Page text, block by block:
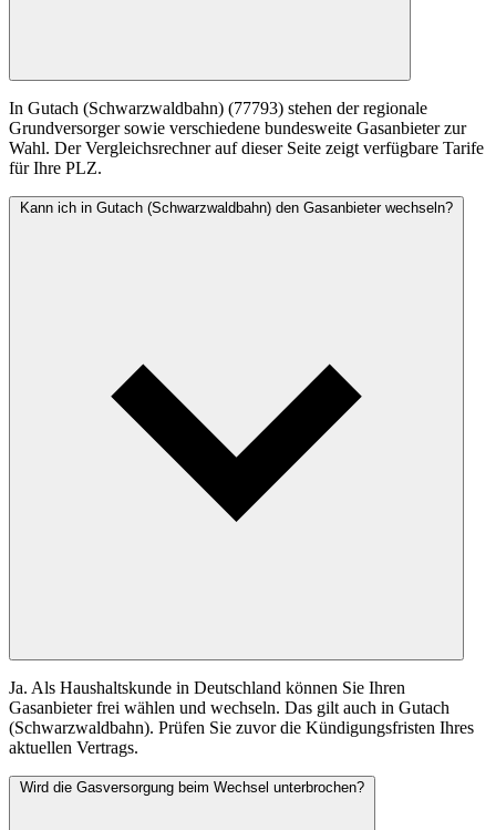
In Gutach (Schwarzwaldbahn) (77793) stehen der regionale
Grundversorger sowie verschiedene bundesweite Gasanbieter zur
Wahl. Der Vergleichsrechner auf dieser Seite zeigt verfügbare Tarife
für Ihre PLZ.
Kann ich in Gutach (Schwarzwaldbahn) den Gasanbieter wechseln?
Ja. Als Haushaltskunde in Deutschland können Sie Ihren
Gasanbieter frei wählen und wechseln. Das gilt auch in Gutach
(Schwarzwaldbahn). Prüfen Sie zuvor die Kündigungsfristen Ihres
aktuellen Vertrags.
Wird die Gasversorgung beim Wechsel unterbrochen?